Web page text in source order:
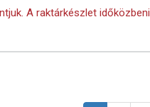
A raktárkészlet időközbeni